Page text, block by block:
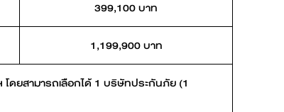
399,100 บาท
1,199,900 บาท
ยสามารถเลือกได้ 1 บริษัทประกันภัย (1